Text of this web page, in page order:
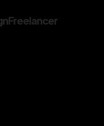
Freelancer